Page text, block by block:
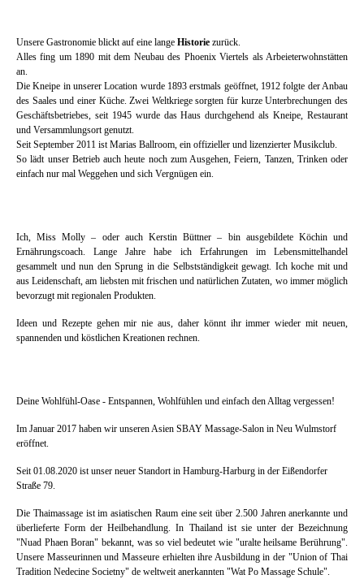
Unsere Gastronomie blickt auf eine lange Historie zurück.
Alles fing um 1890 mit dem Neubau des Phoenix Viertels als Arbeieterwohnstätten
an.
Die Kneipe in unserer Location wurde 1893 erstmals geöffnet, 1912 folgte der Anbau
des Saales und einer Küche. Zwei Weltkriege sorgten für kurze Unterbrechungen des
Geschäftsbetriebes, seit 1945 wurde das Haus durchgehend als Kneipe, Restaurant
und Versammlungsort genutzt.
Seit September 2011 ist Marias Ballroom, ein offizieller und lizenzierter Musikclub.
So lädt unser Betrieb auch heute noch zum Ausgehen, Feiern, Tanzen, Trinken oder
einfach nur mal Weggehen und sich Vergnügen ein.
Ich, Miss Molly – oder auch Kerstin Büttner – bin ausgebildete Köchin und
Ernährungscoach. Lange Jahre habe ich Erfahrungen im Lebensmittelhandel
gesammelt und nun den Sprung in die Selbstständigkeit gewagt. Ich koche mit und
aus Leidenschaft, am liebsten mit frischen und natürlichen Zutaten, wo immer möglich
bevorzugt mit regionalen Produkten.
Ideen und Rezepte gehen mir nie aus, daher könnt ihr immer wieder mit neuen,
spannenden und köstlichen Kreationen rechnen.
Deine Wohlfühl-Oase - Entspannen, Wohlfühlen und einfach den Alltag vergessen!
Im Januar 2017 haben wir unseren Asien SBAY Massage-Salon in Neu Wulmstorf
eröffnet.
Seit 01.08.2020 ist unser neuer Standort in Hamburg-Harburg in der Eißendorfer
Straße 79.
Die Thaimassage ist im asiatischen Raum eine seit über 2.500 Jahren anerkannte und
überlieferte Form der Heilbehandlung. In Thailand ist sie unter der Bezeichnung
"Nuad Phaen Boran" bekannt, was so viel bedeutet wie "uralte heilsame Berührung".
Unsere Masseurinnen und Masseure erhielten ihre Ausbildung in der "Union of Thai
Tradition Nedecine Societny" de weltweit anerkannten "Wat Po Massage Schule".